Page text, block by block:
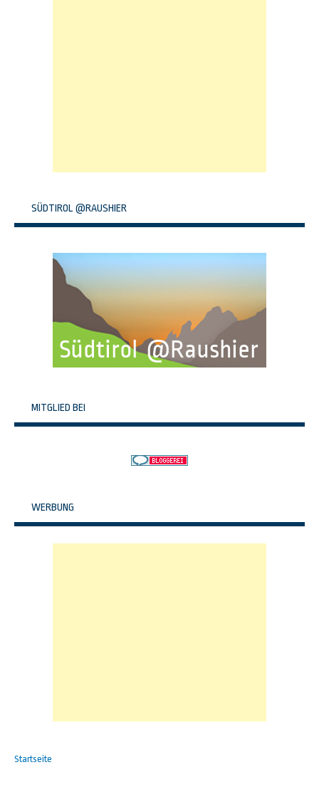
SÜDTIROL @RAUSHIER
MITGLIED BEI
WERBUNG
Startseite